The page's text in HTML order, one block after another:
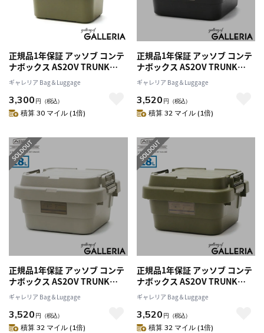
正規品1年保証 アッソブ コンテ
ナボックス AS2OV TRUNK
CARGO CONTAINER コンテナ
22L トランクカーゴ マルチボッ
クス キャンプ 収納ケース アウ
トドア 蓋付き スタッキングボ
ギャレリア Bag＆Luggage
3,300 円 （税込）
積算 30 マイル (1倍)
正規品1年保証 アッソブ コンテ
ナボックス AS2OV TRUNK
CARGO CONTAINER コンテナ
18L LOW トランクカーゴ マル
チボックス キャンプ 収納ケー
ス アウトドア 蓋付き スタッキ
ギャレリア Bag＆Luggage
3,520 円 （税込）
積算 32 マイル (1倍)
正規品1年保証 アッソブ コンテ
ナボックス AS2OV TRUNK
CARGO CONTAINER コンテナ
18L LOW トランクカーゴ マル
チボックス キャンプ 収納ケー
ス アウトドア 蓋付き スタッキ
ギャレリア Bag＆Luggage
3,520 円 （税込）
積算 32 マイル (1倍)
正規品1年保証 アッソブ コンテ
ナボックス AS2OV TRUNK
CARGO CONTAINER コンテナ
18L LOW トランクカーゴ マル
チボックス キャンプ 収納ケー
ス アウトドア 蓋付き スタッキ
ギャレリア Bag＆Luggage
3,520 円 （税込）
積算 32 マイル (1倍)